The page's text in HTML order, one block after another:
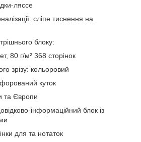
ляссе
сліпе тиснення на
блоку:
80 г/м² 368 сторінок
зрізу: кольоровий
куток
та Європи
інформаційний блок із
для та нотаток